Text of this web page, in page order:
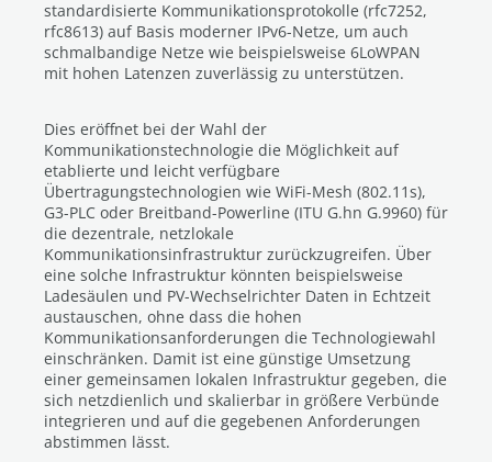
standardisierte Kommunikationsprotokolle (rfc7252,
rfc8613) auf Basis moderner IPv6-Netze, um auch
schmalbandige Netze wie beispielsweise 6LoWPAN
mit hohen Latenzen zuverlässig zu unterstützen.
Dies eröffnet bei der Wahl der
Kommunikationstechnologie die Möglichkeit auf
etablierte und leicht verfügbare
Übertragungstechnologien wie WiFi-Mesh (802.11s),
G3-PLC oder Breitband-Powerline (ITU G.hn G.9960) für
die dezentrale, netzlokale
Kommunikationsinfrastruktur zurückzugreifen. Über
eine solche Infrastruktur könnten beispielsweise
Ladesäulen und PV-Wechselrichter Daten in Echtzeit
austauschen, ohne dass die hohen
Kommunikationsanforderungen die Technologiewahl
einschränken. Damit ist eine günstige Umsetzung
einer gemeinsamen lokalen Infrastruktur gegeben, die
sich netzdienlich und skalierbar in größere Verbünde
integrieren und auf die gegebenen Anforderungen
abstimmen lässt.